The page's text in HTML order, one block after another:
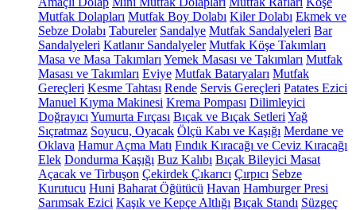
Mutfak Dolapları Mutfak Boy Dolabı Kiler Dolabı Ekmek ve
Sebze Dolabı Tabureler Sandalye Mutfak Sandalyeleri Bar
Sandalyeleri Katlanır Sandalyeler Mutfak Köşe Takımları
Masa ve Masa Takımları Yemek Masası ve Takımları Mutfak
Masası ve Takımları Eviye Mutfak Bataryaları Mutfak
Gereçleri Kesme Tahtası Rende Servis Gereçleri Patates Ezici
Manuel Kıyma Makinesi Krema Pompası Dilimleyici
Doğrayıcı Yumurta Fırçası Bıçak ve Bıçak Setleri Yağ
Sıçratmaz Soyucu, Oyacak Ölçü Kabı ve Kaşığı Merdane ve
Oklava Hamur Açma Matı Fındık Kıracağı ve Ceviz Kıracağı
Elek Dondurma Kaşığı Buz Kalıbı Bıçak Bileyici Masat
Açacak ve Tirbuşon Çekirdek Çıkarıcı Çırpıcı Sebze
Kurutucu Huni Baharat Öğütücü Havan Hamburger Presi
Sarımsak Ezici Kaşık ve Kepçe Altlığı Bıçak Standı Süzgeç